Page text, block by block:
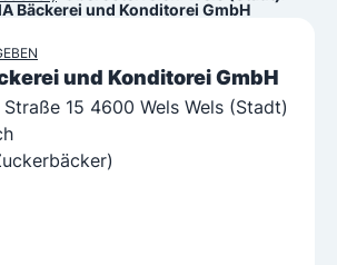
Bäckerei und Konditorei GmbH
und Konditorei GmbH
15 4600 Wels Wels (Stadt)